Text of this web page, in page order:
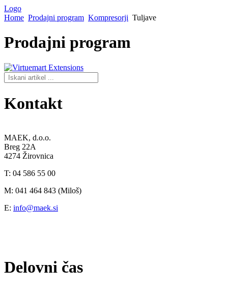
Logo
Home Prodajni program Kompresorji Tuljave
Prodajni program
Kontakt
MAEK, d.o.o.
Breg 22A
4274 Žirovnica
T: 04 586 55 00
M: 041 464 843 (Miloš)
E: info@maek.si
Delovni čas